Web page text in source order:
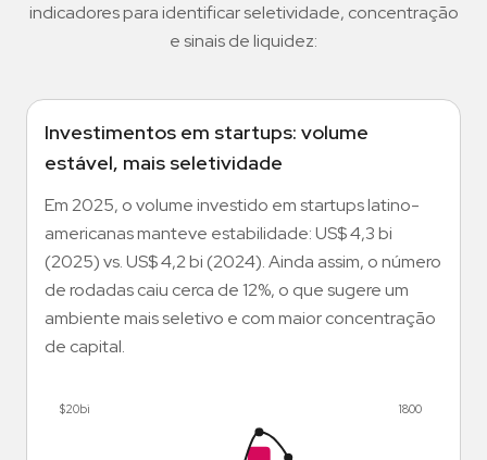
indicadores para identificar seletividade, concentração
e sinais de liquidez:
Investimentos em startups: volume
estável, mais seletividade
Em 2025, o volume investido em startups latino-
americanas manteve estabilidade: US$ 4,3 bi
(2025) vs. US$ 4,2 bi (2024). Ainda assim, o número
de rodadas caiu cerca de 12%, o que sugere um
ambiente mais seletivo e com maior concentração
de capital.
$20bi 1800